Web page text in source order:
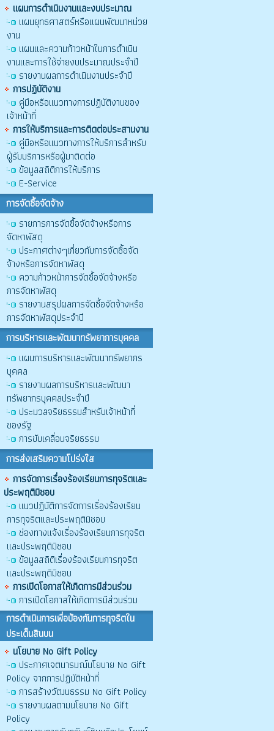
แผนการดำเนินงานและงบประมาณ
แผนยุทธศาสตร์หรือแผนพัฒนาหน่วย
งาน
แผนและความก้าวหน้าในการดำเนิน
งานและการใช้จ่ายงบประมาณประจำปี
รายงานผลการดำเนินงานประจำปี
การปฏิบัติงาน
คู่มือหรือแนวทางการปฏิบัติงานของ
เจ้าหน้าที่
การให้บริการและการติดต่อประสานงาน
คู่มือหรือแนวทางการให้บริการสำหรับ
ผู้รับบริการหรือผู้มาติดต่อ
ข้อมูลสถิติการให้บริการ
E-Service
การจัดซื้อจัดจ้าง
รายการการจัดซื้อจัดจ้างหรือการ
จัดหาพัสดุ
ประกาศต่างๆเกี่ยวกับการจัดซื้อจัด
จ้างหรือการจัดหาพัสดุ
ความก้าวหน้าการจัดซื้อจัดจ้างหรือ
การจัดหาพัสดุ
รายงานสรุปผลการจัดซื้อจัดจ้างหรือ
การจัดหาพัสดุประจำปี
การบริหารและพัฒนาทรัพยาการบุคคล
แผนการบริหารและพัฒนาทรัพยากร
บุคคล
รายงานผลการบริหารและพัฒนา
ทรัพยากรบุคคลประจำปี
ประมวลจริยธรรมสำหรับเจ้าหน้าที่
ของรัฐ
การขับเคลื่อนจริยธรรม
การส่งเสริมความโปร่งใส
การจัดการเรื่องร้องเรียนการทุจริตและ
ประพฤติมิชอบ
แนวปฏิบัติการจัดการเรื่องร้องเรียน
การทุจริตและประพฤติมิชอบ
ช่องทางแจ้งเรื่องร้องเรียนการทุจริต
และประพฤติมิชอบ
ข้อมูลสถิติเรื่องร้องเรียนการทุจริต
และประพฤติมิชอบ
การเปิดโอกาสให้เกิดการมีส่วนร่วม
การเปิดโอกาสให้เกิดการมีส่วนร่วม
การดำเนินการเพื่อป้องกันการทุจริตใน
ประเด็นสินบน
นโยบาย No Gift Policy
ประกาศเจตนารมณ์นโยบาย No Gift
Policy จากการปฏิบัติหน้าที่
การสร้างวัฒนธรรม No Gift Policy
รายงานผลตามนโยบาย No Gift
Policy